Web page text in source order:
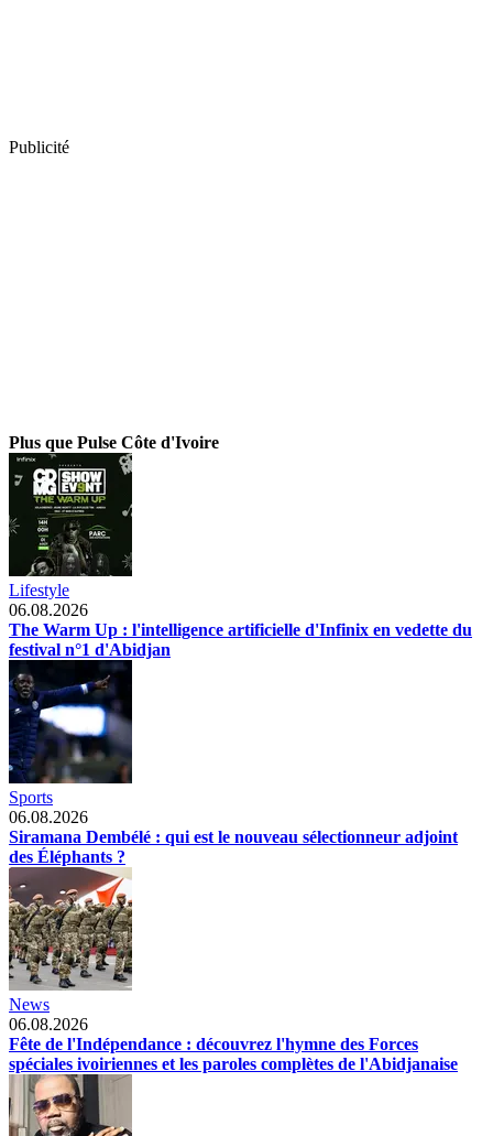
Publicité
Plus que Pulse Côte d'Ivoire
Lifestyle
06.08.2026
The Warm Up : l'intelligence artificielle d'Infinix en vedette du
festival n°1 d'Abidjan
Sports
06.08.2026
Siramana Dembélé : qui est le nouveau sélectionneur adjoint
des Éléphants ?
News
06.08.2026
Fête de l'Indépendance : découvrez l'hymne des Forces
spéciales ivoiriennes et les paroles complètes de l'Abidjanaise